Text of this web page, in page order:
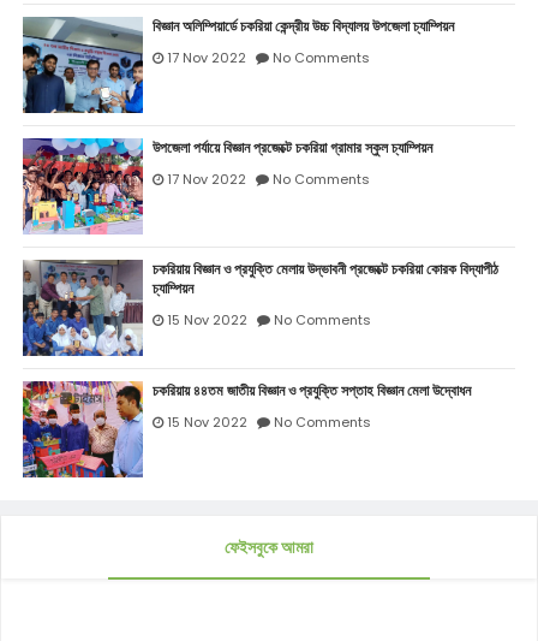
বিজ্ঞান অলিম্পিয়ার্ডে চকরিয়া কেন্দ্রীয় উচ্চ বিদ্যালয় উপজেলা চ্যাম্পিয়ন
17 Nov 2022 No Comments
উপজেলা পর্যায়ে বিজ্ঞান প্রজেক্টে চকরিয়া গ্রামার স্কুল চ্যাম্পিয়ন
17 Nov 2022 No Comments
চকরিয়ায় বিজ্ঞান ও প্রযুক্তি মেলায় উদ্ভাবনী প্রজেক্টে চকরিয়া কোরক বিদ্যাপীঠ
চ্যাম্পিয়ন
15 Nov 2022 No Comments
চকরিয়ায় ৪৪তম জাতীয় বিজ্ঞান ও প্রযুক্তি সপ্তাহ বিজ্ঞান মেলা উদ্বোধন
15 Nov 2022 No Comments
ফেইসবুকে আমরা